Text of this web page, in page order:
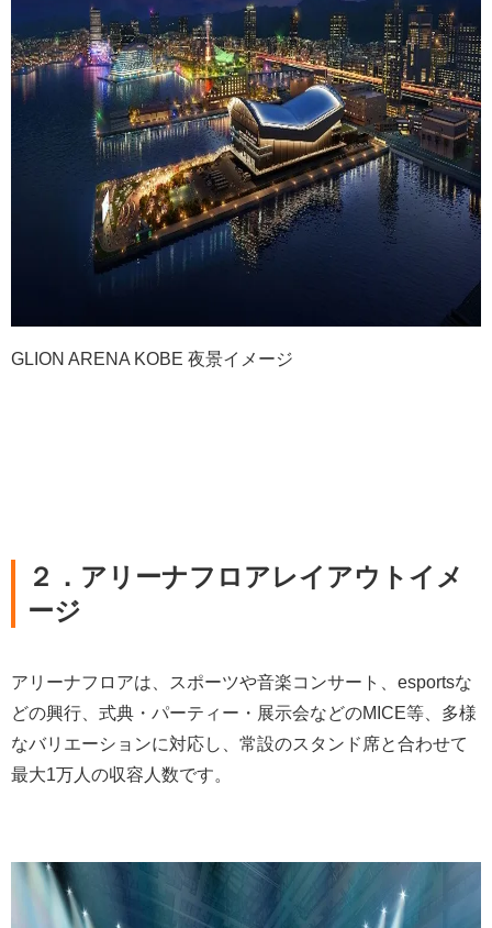
GLION ARENA KOBE 夜景イメージ
２． アリーナフロアレイアウトイメ
ージ
アリーナフロアは、スポーツや音楽コンサート、esportsな
どの興行、式典・パーティー・展示会などのMICE等、多様
なバリエーションに対応し、常設のスタンド席と合わせて
最大1万人の収容人数です。